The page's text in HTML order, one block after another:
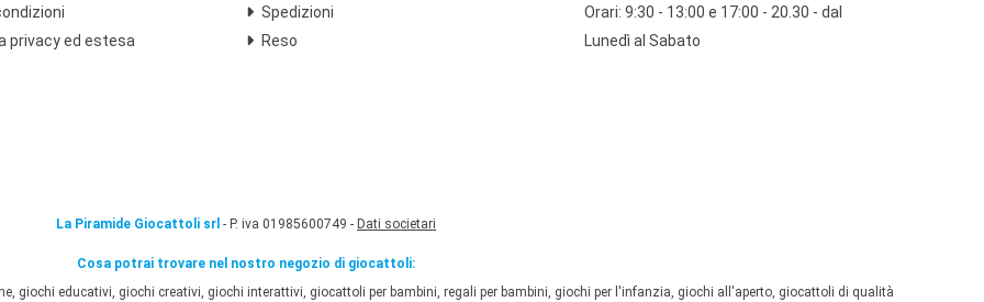
privacy ed estesa
Spedizioni
Reso
Orari: 9:30 - 13:00 e 17:00 - 20.30 - dal
Lunedì al Sabato
La Piramide Giocattoli srl - P. iva 01985600749 - Dati societari
Cosa potrai trovare nel nostro negozio di giocattoli:
giochi educativi, giochi creativi, giochi interattivi, giocattoli per bambini, regali per bambini, giochi per l'infanzia, giochi all'aperto, giocattoli di qualità